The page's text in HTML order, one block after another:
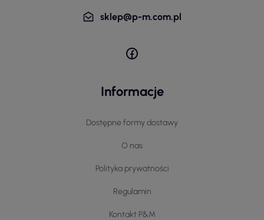
sklep@p-m.com.pl
Informacje
Dostępne formy dostawy
O nas
Polityka prywatności
Regulamin
Kontakt P&M